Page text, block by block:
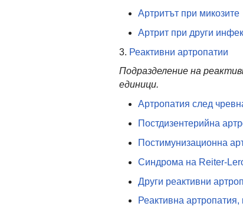
Артритът при микозите
Aртрит при други
3. Реактивни артропатии
Подразделение на
единици.
Артропатия след
Постдизентерийна
Постимунизационна
Синдрома на Reiter-
Други реактивни
Реактивна артропатия,